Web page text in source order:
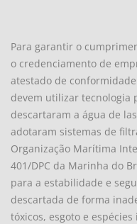
Para garantir o
o credenciamento de
atestado de
devem utilizar tecnologia
descartaram a água de
adotaram sistemas de
Organização Marítima
401/DPC da Marinha do
para a estabilidade e
descartada de forma
tóxicos, esgoto e